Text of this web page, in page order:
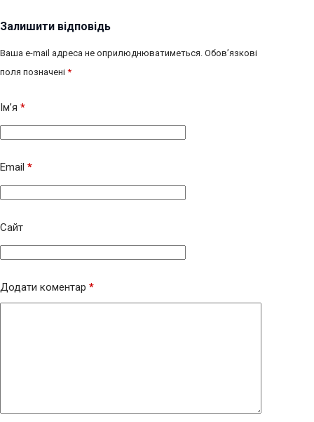
Залишити відповідь
Ваша e-mail адреса не оприлюднюватиметься. Обов’язкові
поля позначені *
Ім’я *
Email *
Сайт
Додати коментар *